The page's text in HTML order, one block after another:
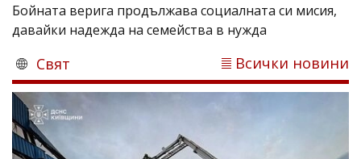
Бойната верига продължава социалната си мисия,
давайки надежда на семейства в нужда
Свят Всички новини